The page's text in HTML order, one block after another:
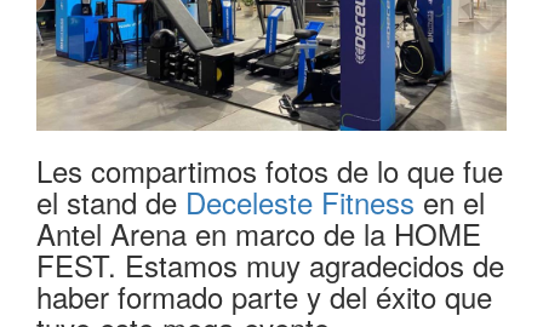
Les compartimos fotos de lo que fue
el stand de Deceleste Fitnessen el
Antel Arena en marco de la HOME
FEST. Estamos muy agradecidos de
haber formado parte y del éxito que